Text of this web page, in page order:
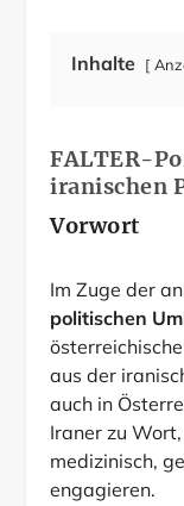
Inhalte
FALTER-
iranischen
Vorwort
Im Zuge der
politischen
aus der
auch in
Iraner zu
medizinisch,
engagieren.